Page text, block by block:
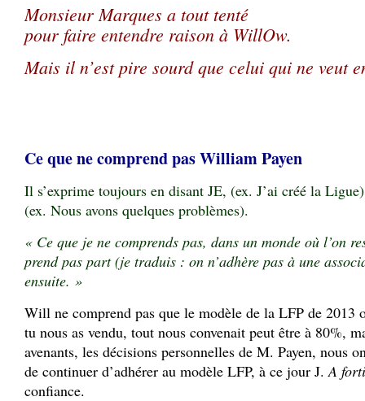
Monsieur Marques a tout tenté
pour faire entendre raison à WillOw.
Mais il n’est pire sourd que celui qui ne veut
Ce que ne comprend pas William Payen
Il s’exprime toujours en disant JE, (ex. J’ai créé la
(ex. Nous avons quelques problèmes).
« Ce que je ne comprends pas, dans un monde où l’on
prend pas part (je traduis : on n’adhère pas à une
ensuite. »
Will ne comprend pas que le modèle de la LFP de 2013
tu nous as vendu, tout nous convenait peut être à 80%,
avenants, les décisions personnelles de M. Payen, nous
de continuer d’adhérer au modèle LFP, à ce jour J. A
confiance.